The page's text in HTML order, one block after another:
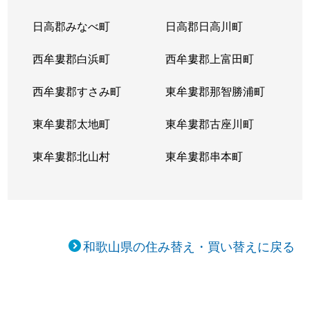
日高郡みなべ町 日高郡日高川町
西牟婁郡白浜町 西牟婁郡上富田町
西牟婁郡すさみ町 東牟婁郡那智勝浦町
東牟婁郡太地町 東牟婁郡古座川町
東牟婁郡北山村 東牟婁郡串本町
和歌山県の住み替え・買い替えに戻る